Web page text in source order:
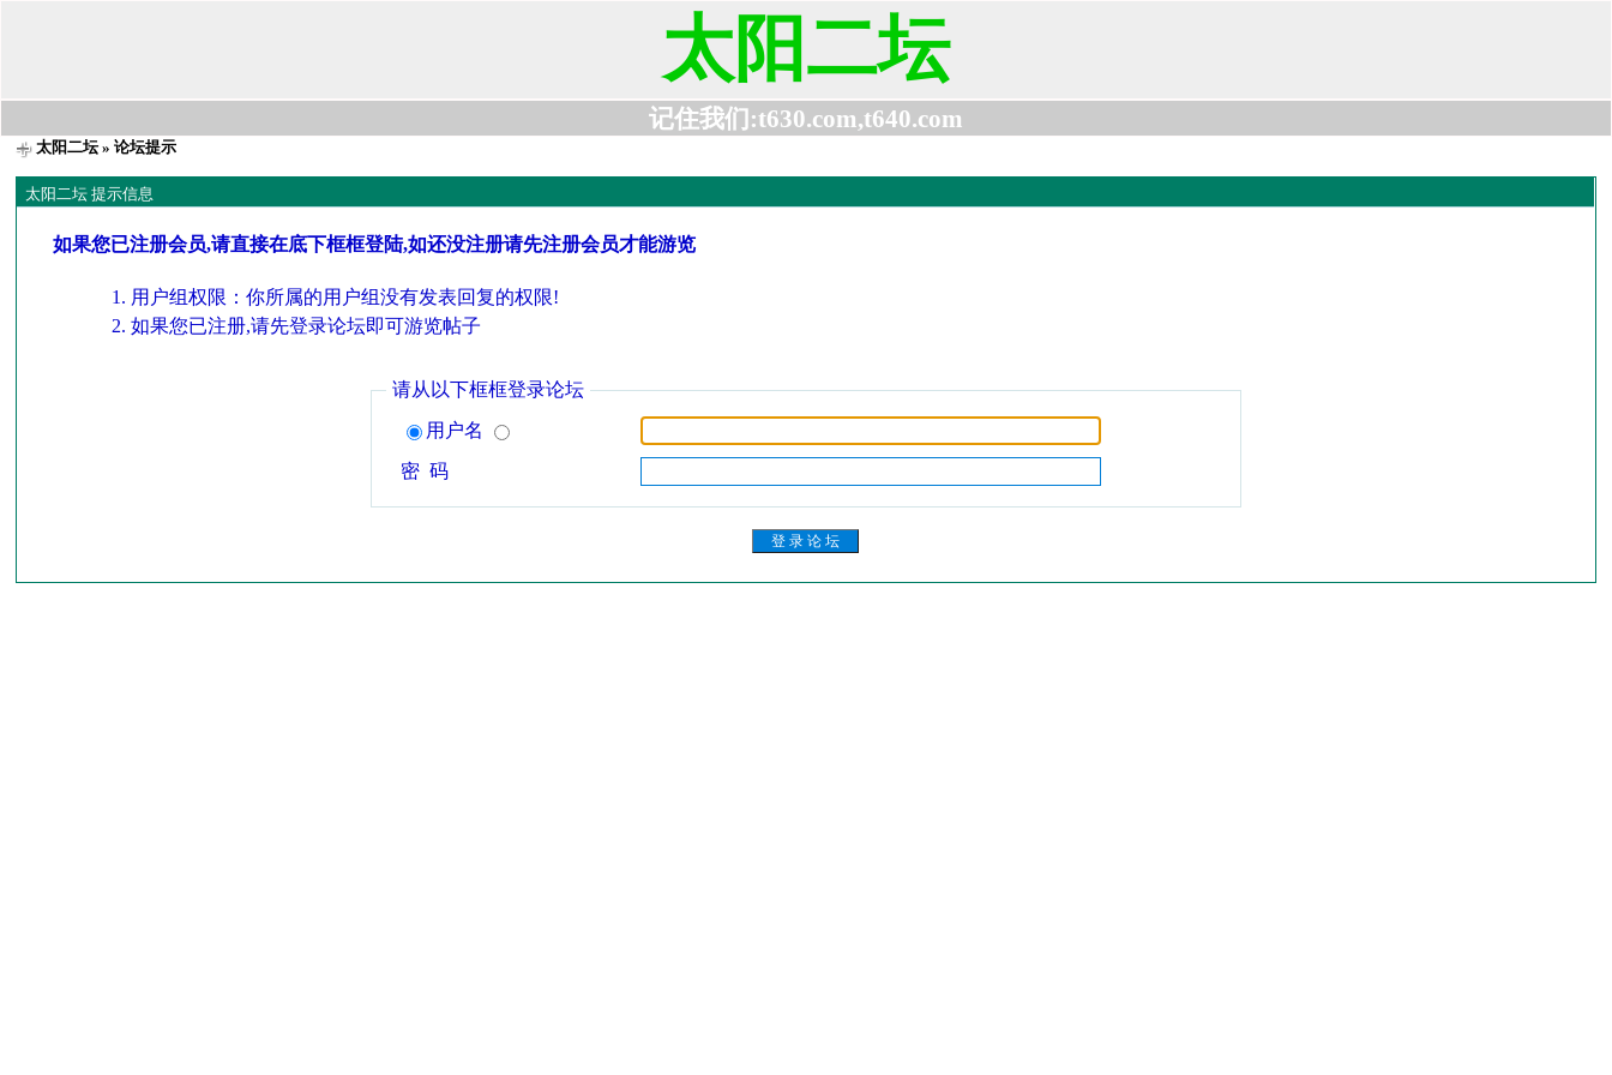
太阳二坛
记住我们:t630.com,t640.com
太阳二坛» 论坛提示
太阳二坛 提示信息
如果您已注册会员,请直接在底下框框登陆,如还没注册请先注册会员才能游览
用户组权限：你所属的用户组没有发表回复的权限!
如果您已注册,请先登录论坛即可游览帖子
请从以下框框登录论坛
用户名
密 码